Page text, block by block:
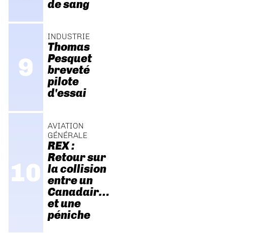
de sang
INDUSTRIE
Thomas
Pesquet
breveté
pilote
d'essai
AVIATION
GÉNÉRALE
REX :
Retour sur
la collision
entre un
Canadair…
et une
péniche